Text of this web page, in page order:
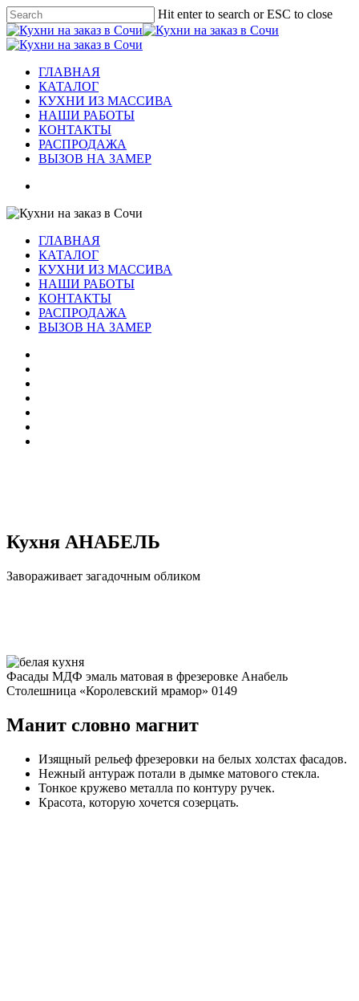
Skip
to
main
content
Hit enter to search or ESC to close
Close
Search
Menu
ГЛАВНАЯ
КАТАЛОГ
КУХНИ ИЗ МАССИВА
НАШИ РАБОТЫ
КОНТАКТЫ
РАСПРОДАЖА
ВЫЗОВ НА ЗАМЕР
ГЛАВНАЯ
КАТАЛОГ
КУХНИ ИЗ МАССИВА
НАШИ РАБОТЫ
КОНТАКТЫ
РАСПРОДАЖА
ВЫЗОВ НА ЗАМЕР
Кухня АНАБЕЛЬ
Завораживает загадочным обликом
Фасады МДФ эмаль матовая в фрезеровке Анабель
Столешница «Королевский мрамор» 0149
Манит словно магнит
Изящный рельеф фрезеровки на белых холстах фасадов.
Нежный антураж потали в дымке матового стекла.
Тонкое кружево металла по контуру ручек.
Красота, которую хочется созерцать.